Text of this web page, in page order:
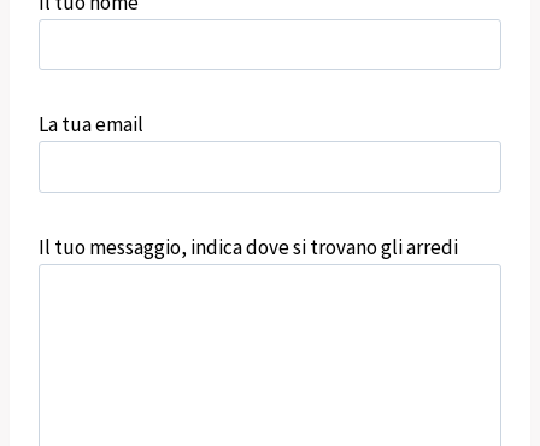
La tua email
Il tuo messaggio, indica dove si trovano gli arredi